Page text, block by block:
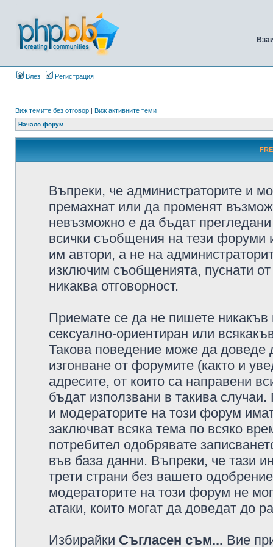
Влез Регистрация
Виж темите без отговор | Виж активните теми
Начало форум
Въпреки, че администраторите и
премахнат или да променят
невъзможно е да бъдат
всички съобщения на тези форуми
им автори, а не на
изключим съобщенията, пуснати
никаква отговорност.
Приемате се да не пишете никакъв
сексуално-ориентиран или
Такова поведение може да доведе
изгонване от форумите (както и
адресите, от които са направени
бъдат използвани в такива
и модераторите на този форум
заключват всяка тема по всяко
потребител одобрявате
във база данни. Въпреки, че тази
трети страни без вашето
модераторите на този форум не
атаки, които могат да доведат до
Избирайки Съгласен съм... Вие